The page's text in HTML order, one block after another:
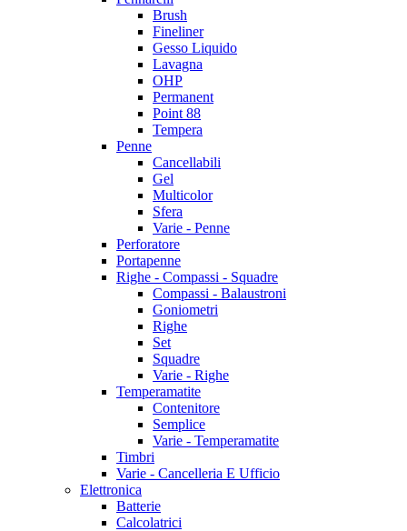
Brush
Fineliner
Gesso Liquido
Lavagna
OHP
Permanent
Point 88
Tempera
Penne
Cancellabili
Gel
Multicolor
Sfera
Varie - Penne
Perforatore
Portapenne
Righe - Compassi - Squadre
Compassi - Balaustroni
Goniometri
Righe
Set
Squadre
Varie - Righe
Temperamatite
Contenitore
Semplice
Varie - Temperamatite
Timbri
Varie - Cancelleria E Ufficio
Elettronica
Batterie
Calcolatrici